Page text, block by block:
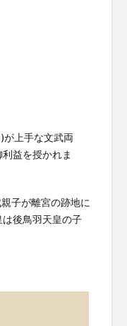
が上手な文武両
益を授かれま
子が離宮の跡地に
後鳥羽天皇の子